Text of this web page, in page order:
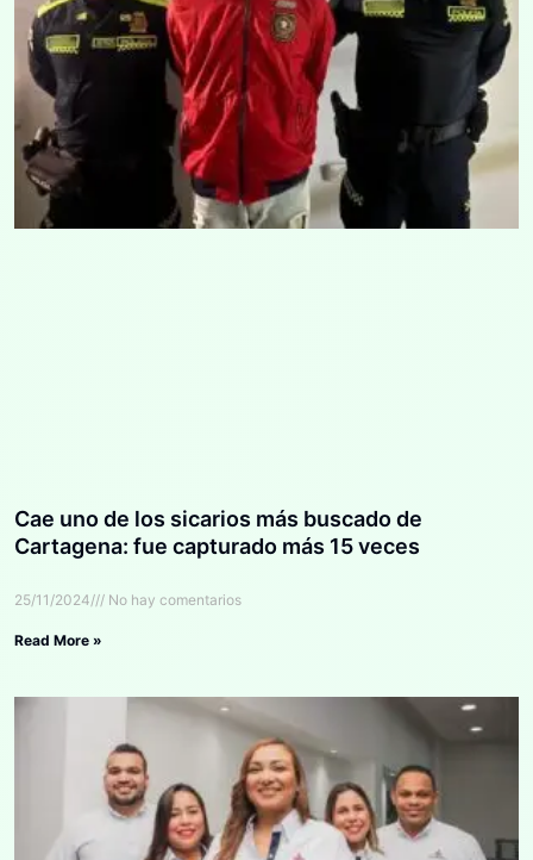
Cae uno de los sicarios más buscado de
Cartagena: fue capturado más 15 veces
25/11/2024 No hay comentarios
Read More »